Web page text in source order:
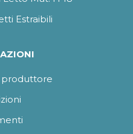
Estraibili
produttore